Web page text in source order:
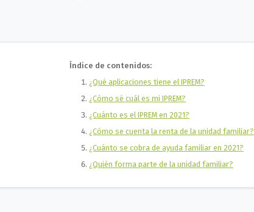
Índice de contenidos:
¿Qué aplicaciones tiene el IPREM?
¿Cómo sé cuál es mi IPREM?
¿Cuánto es el IPREM en 2021?
¿Cómo se cuenta la renta de la unidad familiar?
¿Cuánto se cobra de ayuda familiar en 2021?
¿Quién forma parte de la unidad familiar?